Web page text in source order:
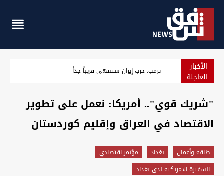
الأخبار
العاجلة الذهب يستقر ويتجه لأكبر مكسب أسبوعي منذ كانون الثاني
"شريك قوي".. أمريكا: نعمل على تطوير
الاقتصاد في العراق وإقليم كوردستان
طاقة وأعمال بغداد
مؤتمر اقتصادي
السفيرة الامريكية لدى بغداد